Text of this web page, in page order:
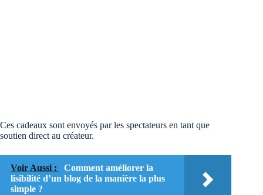
Ces cadeaux sont envoyés par les spectateurs en tant que
soutien direct au créateur.
Voir Aussi :
Comment améliorer la
lisibilité d’un blog de la manière la plus
simple ?